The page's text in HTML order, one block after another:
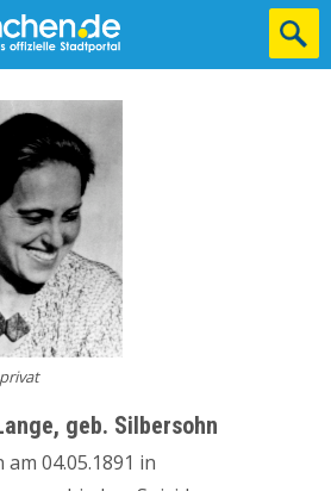
geb. Silbersohn
04.05.1891 in